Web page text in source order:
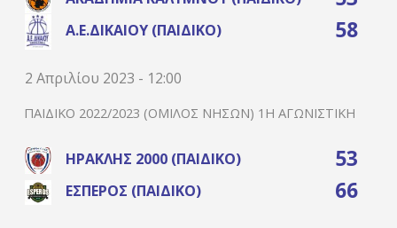
Α.Ε.ΔΙΚΑΊΟΥ (ΠΑΙΔΙΚΌ) 58
2 Απριλίου 2023 - 12:00
ΠΑΙΔΙΚΌ 2022/2023 (ΌΜΙΛΟΣ ΝΉΣΩΝ) 1Η ΑΓΩΝΙΣΤΙΚΉ
ΗΡΑΚΛΉΣ 2000 (ΠΑΙΔΙΚΌ) 53
ΈΣΠΕΡΟΣ (ΠΑΙΔΙΚΌ) 66